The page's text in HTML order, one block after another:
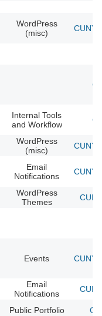
WordPress
(misc)
CUNY
Internal Tools
and Workflow
WordPress
(misc)
CUNY
Email
Notifications
CUNY
WordPress
Themes
Events CUNY
Email
Notifications
Public Portfolio